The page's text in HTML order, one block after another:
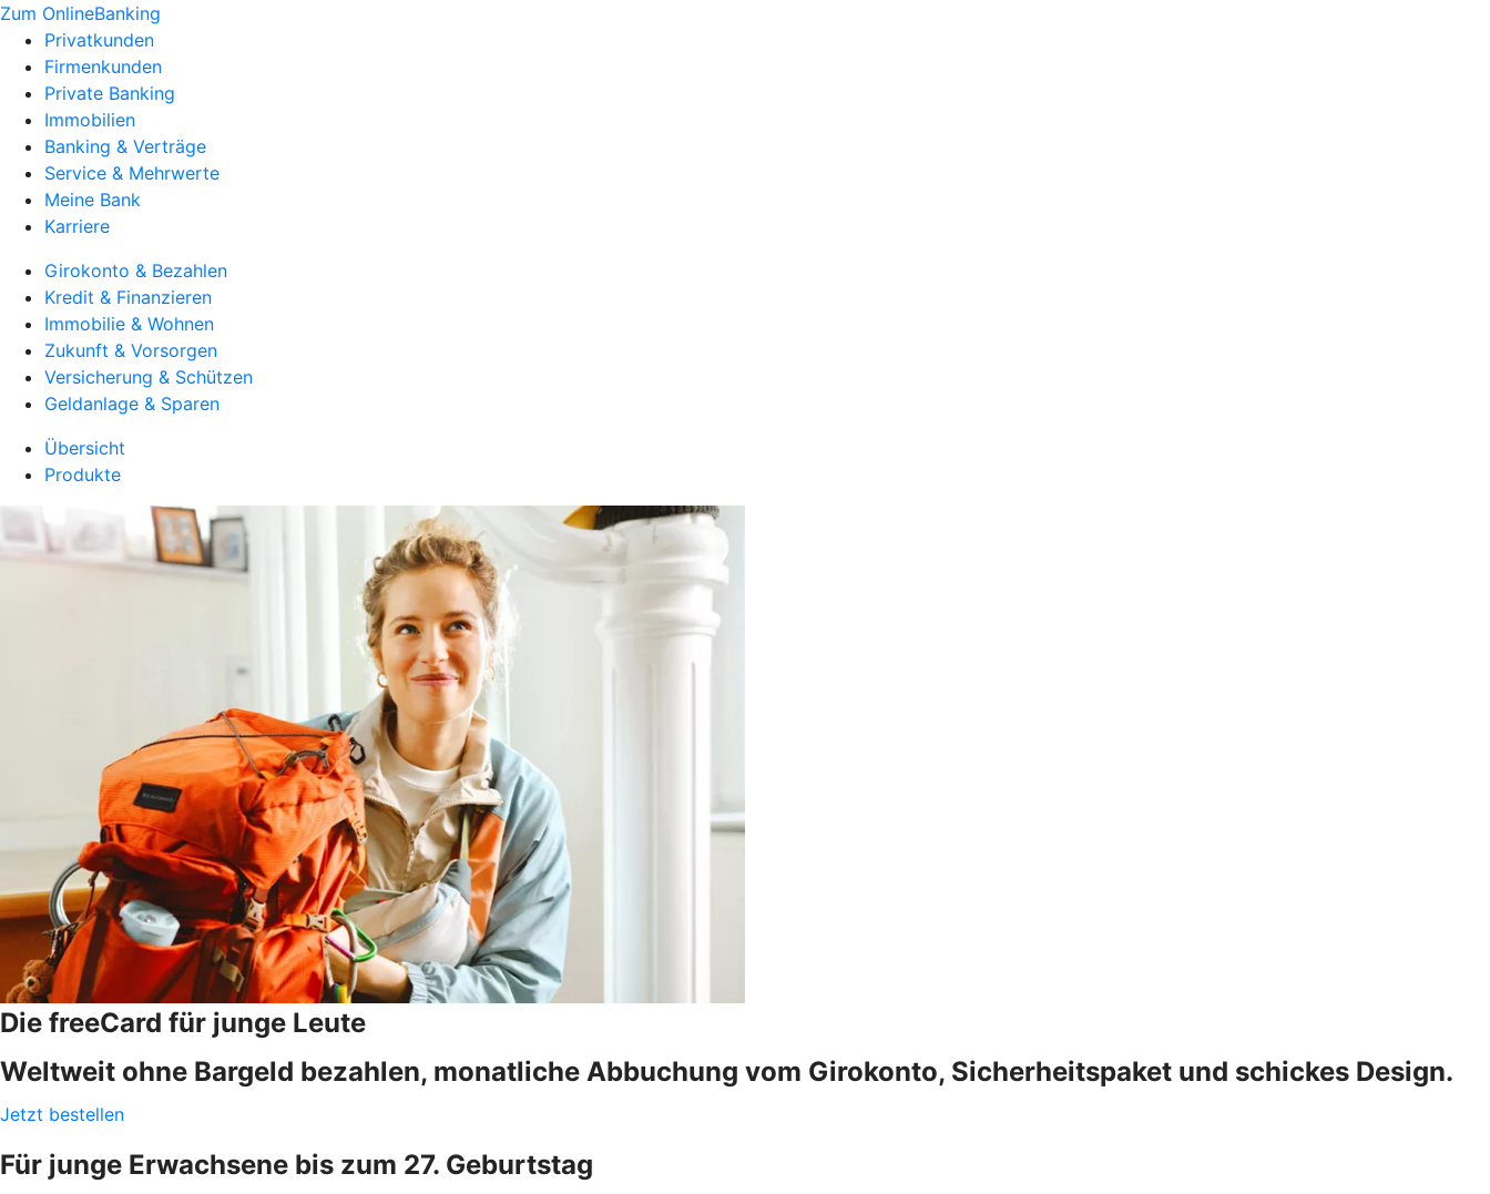
Zum OnlineBanking
Privatkunden
Firmenkunden
Private Banking
Immobilien
Banking & Verträge
Service & Mehrwerte
Meine Bank
Karriere
Girokonto & Bezahlen
Kredit & Finanzieren
Immobilie & Wohnen
Zukunft & Vorsorgen
Versicherung & Schützen
Geldanlage & Sparen
Übersicht
Produkte
Die freeCard für junge Leute
Weltweit ohne Bargeld bezahlen, monatliche Abbuchung vom Girokonto, Sicherheitspaket und schickes Design.
Jetzt bestellen
Für junge Erwachsene bis zum 27. Geburtstag